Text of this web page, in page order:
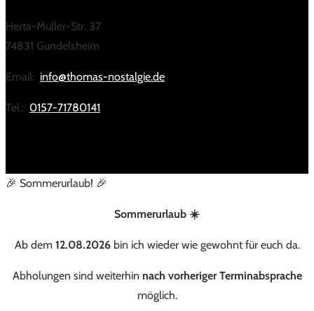
Herta-Müller-Str. 37
74831 Gundelsheim
Email: info@thomas-nostalgie.de
Tel.: 0157-71780141
🎉 Sommerurlaub! 🎉
Sommerurlaub ☀️
Ab dem 12.08.2026bin ich wieder wie gewohnt für euch da.
Abholungen sind weiterhin nach vorheriger Terminabsprache
möglich.